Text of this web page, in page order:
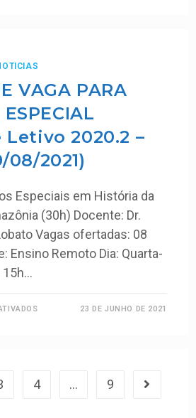
VAGA PARA
Letivo 2020.2 –
08/2021)
Especiais em História da
(30h) Docente: Dr.
Vagas ofertadas: 08
Ensino Remoto Dia: Quarta-
23 DE JUNHO DE 2021
4 … 9